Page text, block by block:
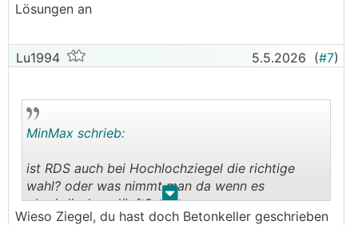
Lösungen an
Lu1994 5.5.2026 (#7)
. .
MinMax schrieb:
ist RDS auch bei Hochlochziegel die richtige
wahl? oder was nimmt man da wenn es
oberirdisch verläuft?
Wieso Ziegel, du hast doch Betonkeller geschrieben